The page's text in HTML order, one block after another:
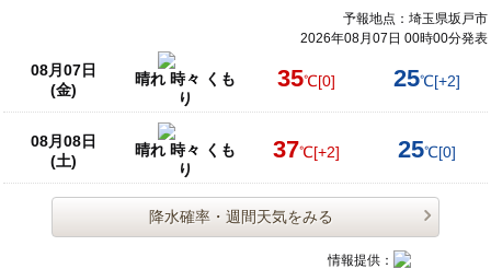
予報地点：埼玉県坂戸市
2026年08月07日 00時00分発表
08月07日
(金)
晴れ 時々 くも
り
35℃[0] 25℃[+2]
08月08日
(土)
晴れ 時々 くも
り
37℃[+2] 25℃[0]
降水確率・週間天気をみる
情報提供：